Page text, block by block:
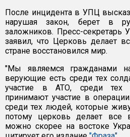
После инцидента в УПЦ
нарушая закон, берет в
заложников. Пресс-секретарь
заявил, что Церковь делает
стране восстановился мир.
"Мы являемся гражданами
верующие есть среди тех
участие в АТО, среди тех
принимают участие в
среди тех людей, которые
потому церковь делает все
можно скорее на востоке